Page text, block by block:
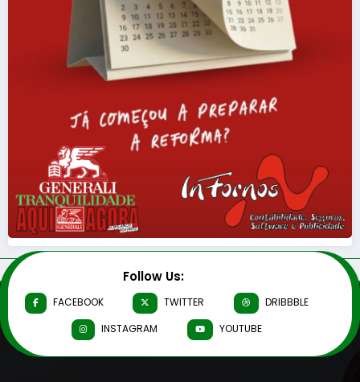
Follow Us:
FACEBOOK TWITTER
DRIBBBLE
INSTAGRAM
YOUTUBE